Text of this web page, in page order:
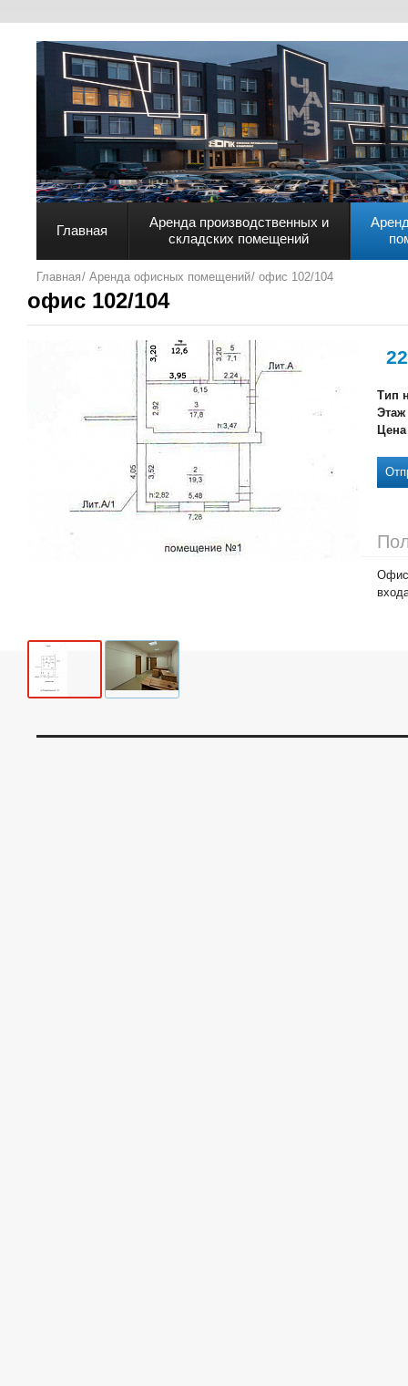
Главная
Аренда производственных и
складских помещений
Главная Аренда офисных помещений офис 102/104
офис 102/104
Тип
Этаж
Цена